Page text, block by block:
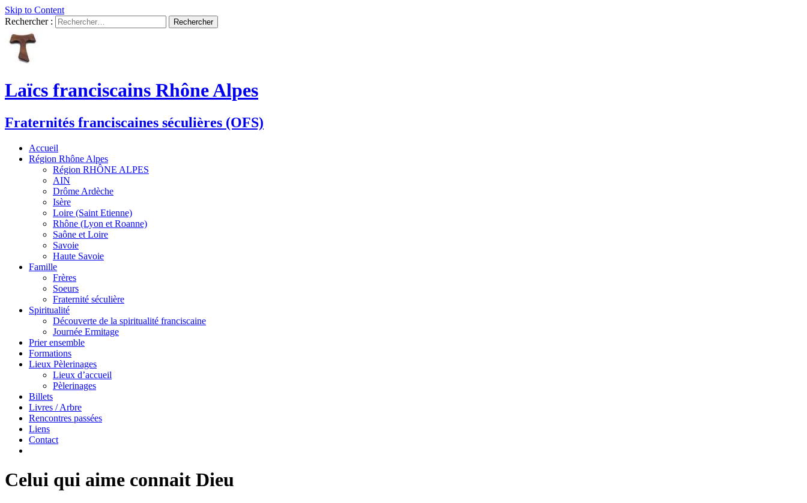
Skip to Content
Rechercher :
Laïcs franciscains Rhône Alpes
Fraternités franciscaines séculières (OFS)
Accueil
Région Rhône Alpes
Région RHÔNE ALPES
AIN
Drôme Ardèche
Isère
Loire (Saint Etienne)
Rhône (Lyon et Roanne)
Saône et Loire
Savoie
Haute Savoie
Famille
Frères
Soeurs
Fraternité séculière
Spiritualité
Découverte de la spiritualité franciscaine
Journée Ermitage
Prier ensemble
Formations
Lieux Pèlerinages
Lieux d’accueil
Pèlerinages
Billets
Livres / Arbre
Rencontres passées
Liens
Contact
Celui qui aime connait Dieu